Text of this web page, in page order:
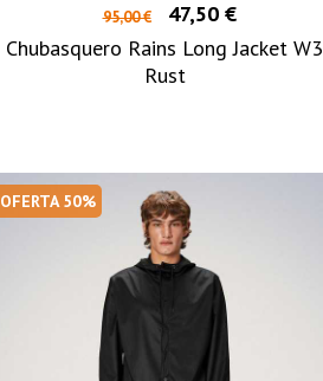
95,00 €
47,50 €
Chubasquero Rains Long Jacket W3
Rust
OFERTA 50%